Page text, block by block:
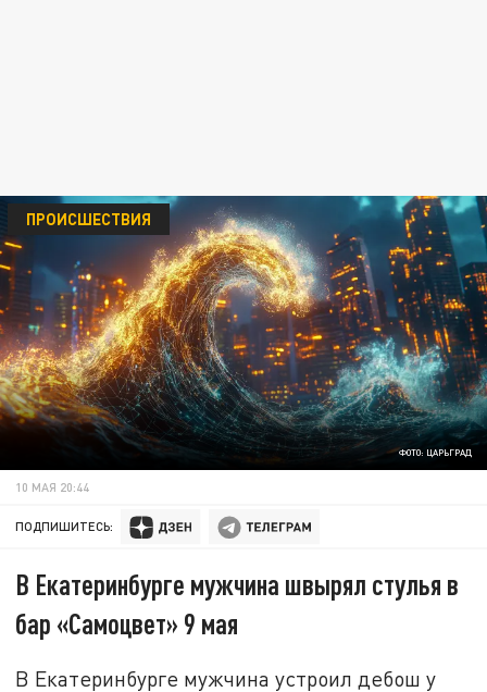
ФОТО: ЦАРЬГРАД
ПРОИСШЕСТВИЯ
10 МАЯ 20:44
ПОДПИШИТЕСЬ:
В Екатеринбурге мужчина швырял стулья в
бар «Самоцвет» 9 мая
В Екатеринбурге мужчина устроил дебош у